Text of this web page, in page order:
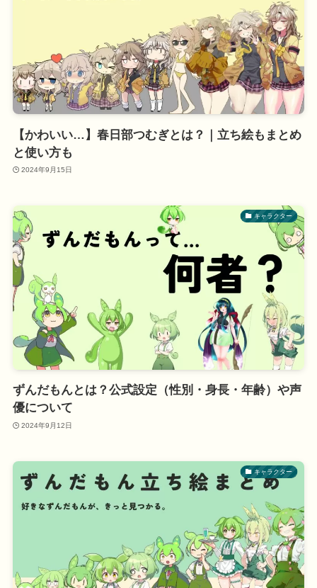
【かわいい…】春日部つむぎとは？｜立ち絵もまとめ
と使い方も
2024年9月15日
キャラクター
ずんだもんとは？公式設定（性別・身長・年齢）や声
優について
2024年9月12日
キャラクター